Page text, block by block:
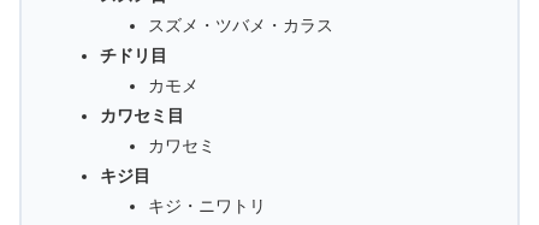
スズメ・ツバメ・カラス
チドリ目
カモメ
カワセミ目
カワセミ
キジ目
キジ・ニワトリ